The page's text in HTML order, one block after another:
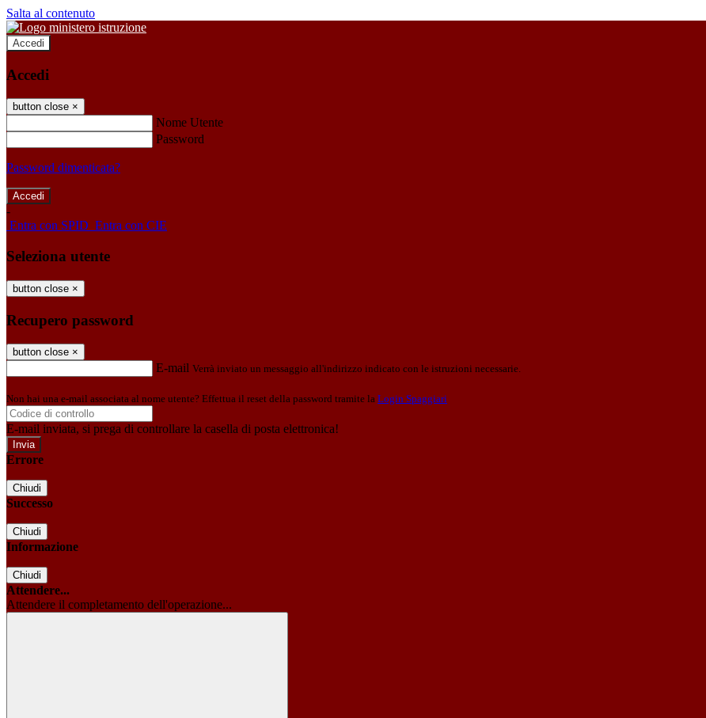
Salta al contenuto
Accedi
Accedi
button close ×
Nome Utente
Password
Password dimenticata?
-
Entra con SPID Entra con CIE
Seleziona utente
button close ×
Recupero password
button close ×
E-mail Verrà inviato un messaggio all'indirizzo indicato con le istruzioni necessarie.
Non hai una e-mail associata al nome utente? Effettua il reset della password tramite la Login Spaggiari
E-mail inviata, si prega di controllare la casella di posta elettronica!
Errore
Chiudi
Successo
Chiudi
Informazione
Chiudi
Attendere...
Attendere il completamento dell'operazione...